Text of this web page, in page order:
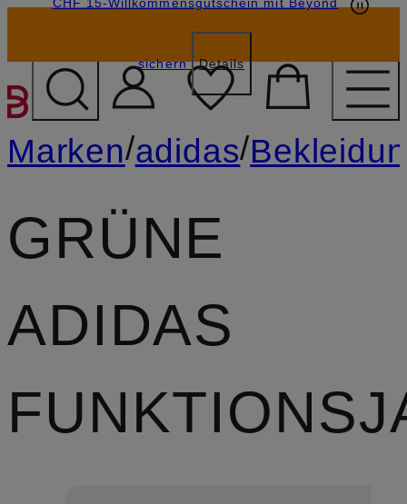
ZUM HAUPTINHALT
sichern Details
Marken/adidas/
GRÜNE
ADIDAS